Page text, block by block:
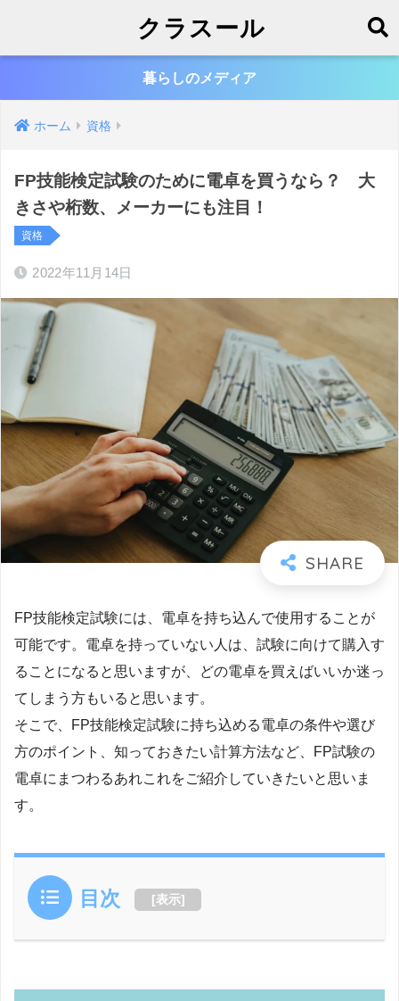
クラスール
暮らしのメディア
ホーム 資格
FP技能検定試験のために電卓を買うなら？ 大
きさや桁数、メーカーにも注目！
資格
2022年11月14日
FP技能検定試験には、電卓を持ち込んで使用することが
可能です。電卓を持っていない人は、試験に向けて購入す
ることになると思いますが、どの電卓を買えばいいか迷っ
てしまう方もいると思います。
そこで、FP技能検定試験に持ち込める電卓の条件や選び
方のポイント、知っておきたい計算方法など、FP試験の
電卓にまつわるあれこれをご紹介していきたいと思いま
す。
目次 [表示]